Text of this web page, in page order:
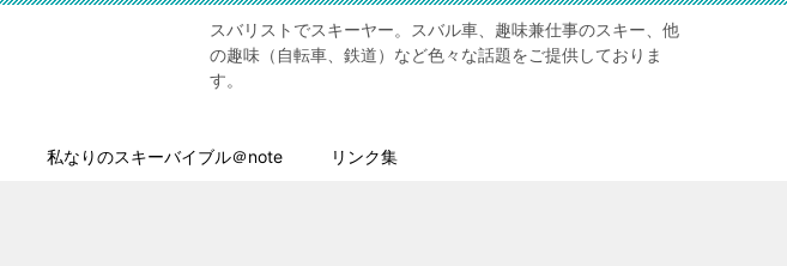
スバリストでスキーヤー。スバル車、趣味兼仕事のスキー、他
の趣味（自転車、鉄道）など色々な話題をご提供しておりま
す。
私なりのスキーバイブル＠note リンク集